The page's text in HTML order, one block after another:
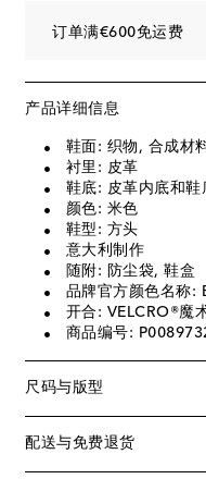
订单满€600免运费
产品详细信息
鞋面: 织物, 合成材
衬里: 皮革
鞋底: 皮革内底和鞋
颜色: 米色
鞋型: 方头
意大利制作
随附: 防尘袋, 鞋盒
品牌官方颜色名称
开合: VELCRO®魔
商品编号:
尺码与版型
配送与免费退货